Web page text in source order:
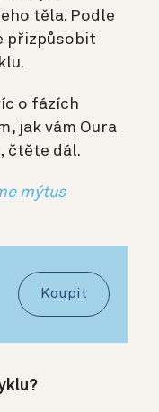
těla. Podle
přizpůsobit
o fázích
jak vám Oura
čtěte dál.
mýtus
Koupit